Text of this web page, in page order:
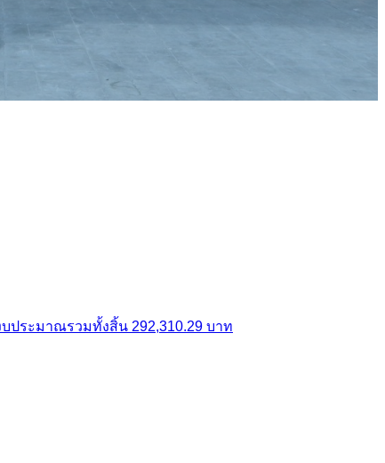
ประมาณรวมทั้งสิ้น 292,310.29 บาท